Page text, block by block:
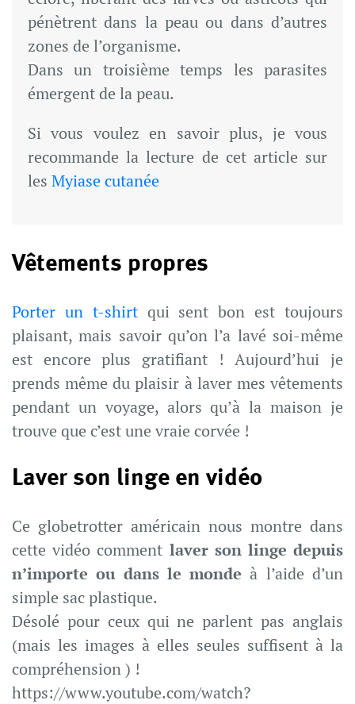
pénètrent dans la peau ou dans d’autres
zones de l’organisme.
Dans un troisième temps les parasites
émergent de la peau.
Si vous voulez en savoir plus, je vous
recommande la lecture de cet article sur
les Myiase cutanée
Vêtements propres
Porter un t-shirtqui sent bon est toujours
plaisant, mais savoir qu’on l’a lavé soi-même
est encore plus gratifiant ! Aujourd’hui je
prends même du plaisir à laver mes vêtements
pendant un voyage, alors qu’à la maison je
trouve que c’est une vraie corvée !
Laver son linge en vidéo
Ce globetrotter américain nous montre dans
cette vidéo comment laver son linge depuis
n’importe ou dans le monde à l’aide d’un
simple sac plastique.
Désolé pour ceux qui ne parlent pas anglais
(mais les images à elles seules suffisent à la
compréhension ) !
https://www.youtube.com/watch?